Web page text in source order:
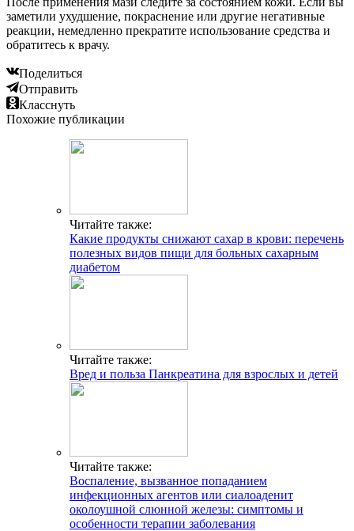
заметили ухудшение, покраснение или другие негативные
реакции, немедленно прекратите использование средства и
обратитесь к врачу.
Поделиться
Отправить
Класснуть
Похожие публикации
Читайте также:
Какие продукты снижают сахар в крови: перечень
полезных видов пищи для больных сахарным
диабетом
Читайте также:
Вред и польза Панкреатина для взрослых и детей
Читайте также:
Воспаление, вызванное попаданием
инфекционных агентов или сиалоаденит
околоушной слюнной железы: симптомы и
особенности терапии заболевания